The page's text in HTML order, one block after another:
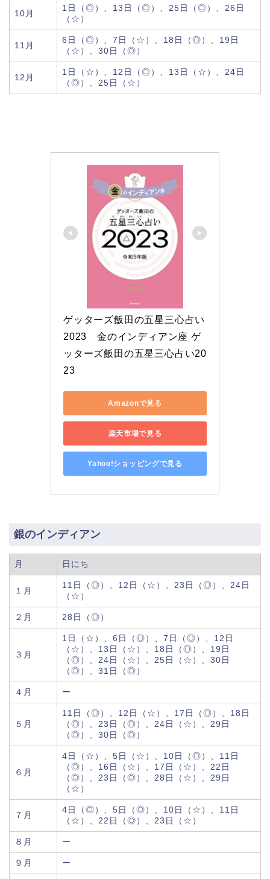
10月
1日（◎）、13日（◎）、25日（◎）、26日
（☆）
11月
6日（◎）、7日（☆）、18日（◎）、19日
（☆）、30日（◎）
12月
1日（☆）、12日（◎）、13日（☆）、24日
（◎）、25日（☆）
ゲッターズ飯田の五星三心占い
2023　金のインディアン座 ゲ
ッターズ飯田の五星三心占い20
23
Amazonで見る
楽天市場で見る
Yahoo!ショッピングで見る
銀のインディアン
月 日にち
１月
11日（◎）、12日（☆）、23日（◎）、24日
（☆）
２月 28日（◎）
３月
1日（☆）、6日（◎）、7日（◎）、12日
（☆）、13日（☆）、18日（◎）、19日
（◎）、24日（☆）、25日（☆）、30日
（◎）、31日（◎）
４月 ー
５月
11日（◎）、12日（☆）、17日（◎）、18日
（◎）、23日（◎）、24日（☆）、29日
（◎）、30日（◎）
６月
4日（☆）、5日（☆）、10日（◎）、11日
（◎）、16日（☆）、17日（☆）、22日
（◎）、23日（◎）、28日（☆）、29日
（☆）
７月
4日（◎）、5日（◎）、10日（☆）、11日
（☆）、22日（◎）、23日（☆）
８月 ー
９月 ー